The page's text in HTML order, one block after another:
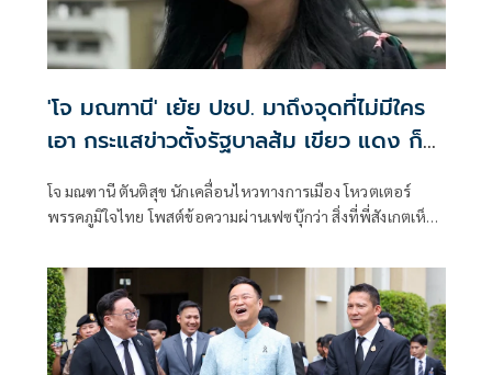
'โจ มณฑานี' เย้ย ปชป. มาถึงจุดที่ไม่มีใคร
เอา กระแสข่าวตั้งรัฐบาลส้ม เขียว แดง ก็
โจ มณฑานี ตันติสุข นักเคลื่อนไหวทางการเมือง โหวตเตอร์
พรรคภูมิใจไทย โพสต์ข้อความผ่านเฟซบุ๊กว่า สิ่งที่พี่สังเกตเห็น
ที่เป็นพรรคที่ทุกฝั่งลืมได้ไงเนี้ย